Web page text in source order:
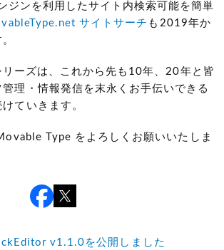
ジンを利用したサイト内検索可能を簡単
サイトサーチ も2019年か
ーズは、これから先も10年、20年と皆
理・情報発信を末永くお手伝いできる
ていきます。
Type をよろしくお願いいたしま
v1.1.0を公開しました